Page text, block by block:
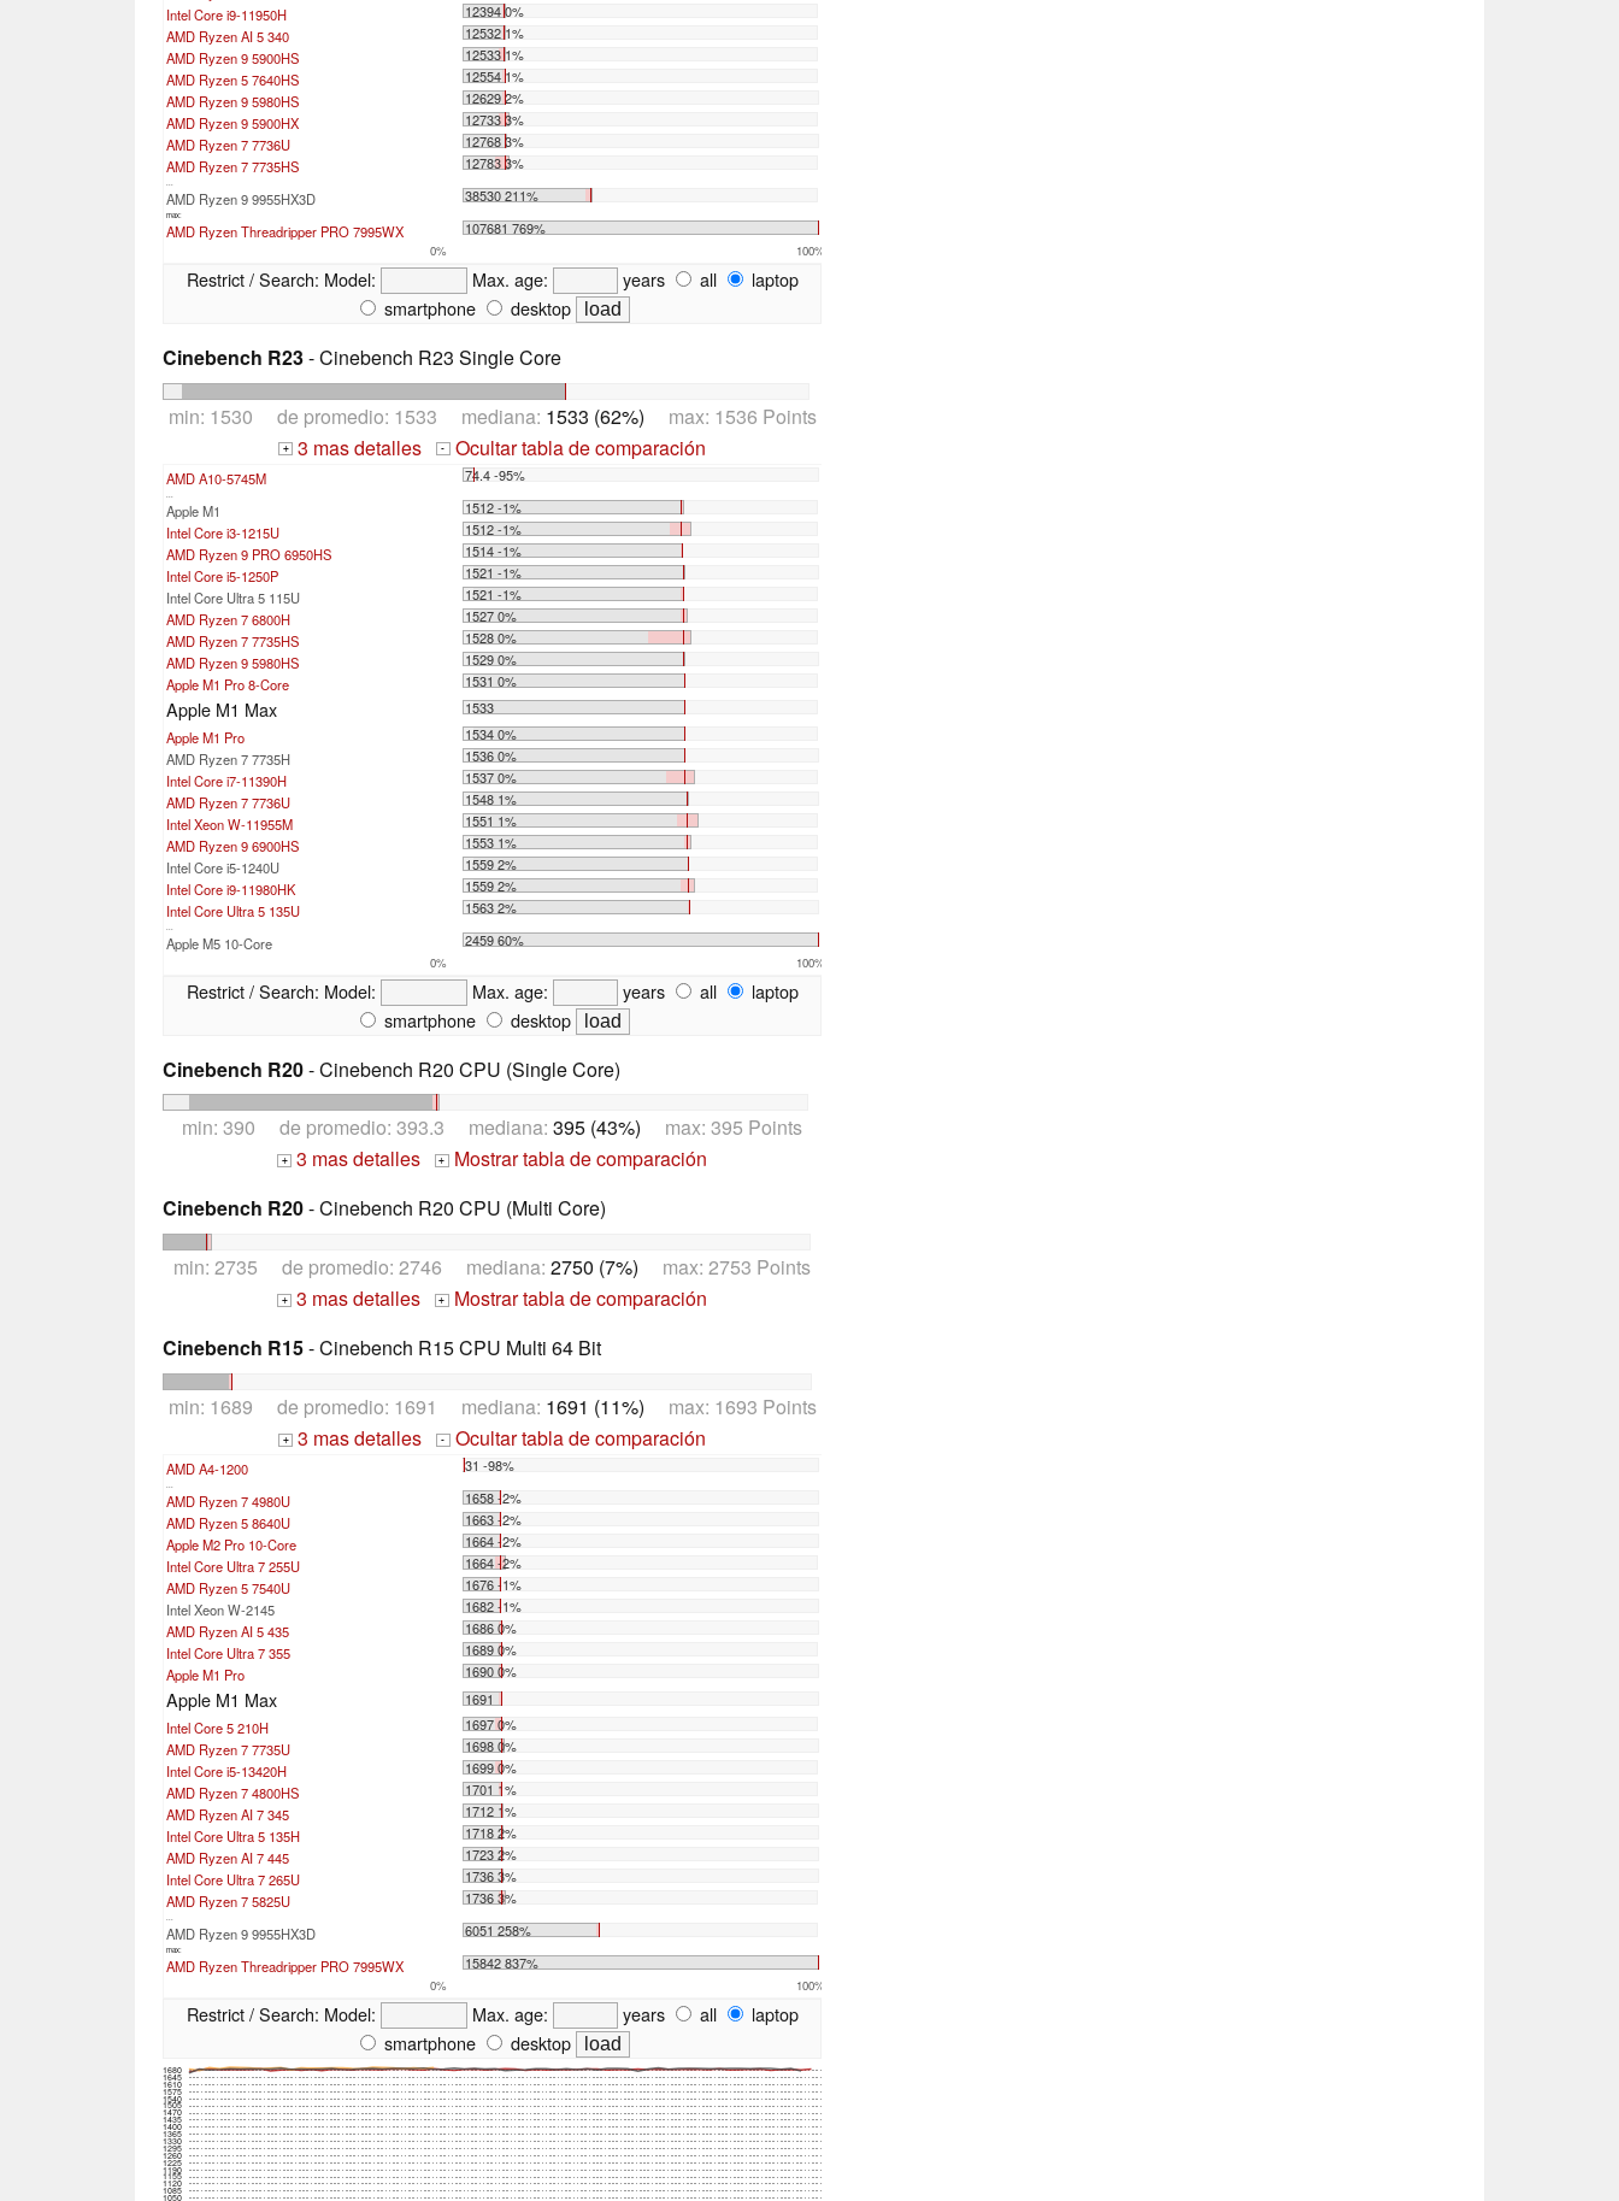
Intel Core i9-11950H
12394 0%
AMD Ryzen AI 5 340
12532 1%
AMD Ryzen 9 5900HS
12533 1%
AMD Ryzen 5 7640HS
12554 1%
AMD Ryzen 9 5980HS
12629 2%
AMD Ryzen 9 5900HX
12733 3%
AMD Ryzen 7 7736U
12768 3%
AMD Ryzen 7 7735HS
12783 3%
AMD Ryzen 9 9955HX3D 38530 211%
max:
AMD Ryzen Threadripper PRO 7995WX 107681 769%
0% 100%
Restrict / Search: Model: Max. age: years all
laptop
smartphone
desktop
Cinebench R23- Cinebench R23 Single Core
min: 1530 de promedio: 1533 mediana: 1533 (62%) max: 1536 Points
+ 3 mas detalles - Ocultar tabla de comparación
AMD A10-5745M 74.4 -95%
Apple M1
1512 -1%
Intel Core i3-1215U
1512 -1%
AMD Ryzen 9 PRO 6950HS
1514 -1%
Intel Core i5-1250P
1521 -1%
Intel Core Ultra 5 115U
1521 -1%
AMD Ryzen 7 6800H
1527 0%
AMD Ryzen 7 7735HS
1528 0%
AMD Ryzen 9 5980HS
1529 0%
Apple M1 Pro 8-Core
1531 0%
Apple M1 Max
1533
Apple M1 Pro
1534 0%
AMD Ryzen 7 7735H
1536 0%
Intel Core i7-11390H
1537 0%
AMD Ryzen 7 7736U
1548 1%
Intel Xeon W-11955M
1551 1%
AMD Ryzen 9 6900HS
1553 1%
Intel Core i5-1240U
1559 2%
Intel Core i9-11980HK
1559 2%
Intel Core Ultra 5 135U
1563 2%
Apple M5 10-Core 2459 60%
0% 100%
Restrict / Search: Model: Max. age: years all
laptop
smartphone
desktop
Cinebench R20- Cinebench R20 CPU (Single Core)
min: 390 de promedio: 393.3 mediana: 395 (43%) max: 395 Points
+ 3 mas detalles + Mostrar tabla de comparación
Cinebench R20- Cinebench R20 CPU (Multi Core)
min: 2735 de promedio: 2746 mediana: 2750 (7%) max: 2753 Points
+ 3 mas detalles + Mostrar tabla de comparación
Cinebench R15- Cinebench R15 CPU Multi 64 Bit
min: 1689 de promedio: 1691 mediana: 1691 (11%) max: 1693 Points
+ 3 mas detalles - Ocultar tabla de comparación
AMD A4-1200 31 -98%
...
AMD Ryzen 7 4980U
1658 -2%
AMD Ryzen 5 8640U
1663 -2%
Apple M2 Pro 10-Core
1664 -2%
Intel Core Ultra 7 255U
1664 -2%
AMD Ryzen 5 7540U
1676 -1%
Intel Xeon W-2145
1682 -1%
AMD Ryzen AI 5 435
1686 0%
Intel Core Ultra 7 355
1689 0%
Apple M1 Pro
1690 0%
Apple M1 Max
1691
Intel Core 5 210H
1697 0%
AMD Ryzen 7 7735U
1698 0%
Intel Core i5-13420H
1699 0%
AMD Ryzen 7 4800HS
1701 1%
AMD Ryzen AI 7 345
1712 1%
Intel Core Ultra 5 135H
1718 2%
AMD Ryzen AI 7 445
1723 2%
Intel Core Ultra 7 265U
1736 3%
AMD Ryzen 7 5825U
1736 3%
...
AMD Ryzen 9 9955HX3D 6051 258%
max:
AMD Ryzen Threadripper PRO 7995WX 15842 837%
0% 100%
Restrict / Search: Model: Max. age: years all
laptop
smartphone
desktop
1050
1085
1120
1155
1190
1225
1260
1295
1330
1365
1400
1435
1470
1505
1540
1575
1610
1645
1680